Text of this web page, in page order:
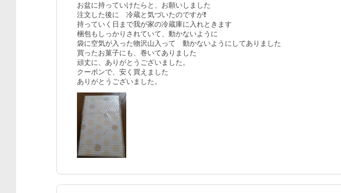
お盆に持っていけたらと、お願いしました
注文した後に　冷蔵と気づいたのですが❗
持っていく日まで我が家の冷蔵庫に入れときます
梱包もしっかりされていて、動かないように
袋に空気が入った物沢山入って　動かないようにしてありました
買ったお菓子にも、巻いてありました
頑丈に、ありがとうございました。
クーポンで、安く買えました
ありがとうございました。